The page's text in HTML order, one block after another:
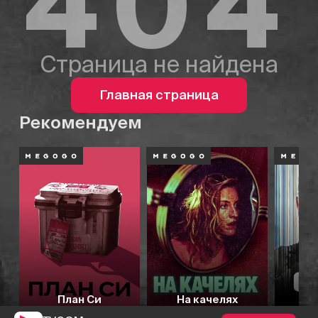
Страница не найдена
Главная страница
Рекомендуем
План Си На качелях